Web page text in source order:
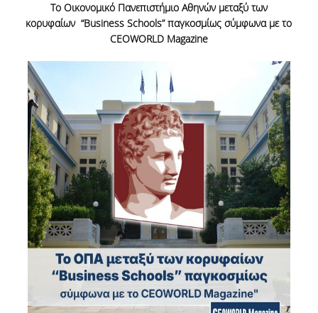
ΜΕΤΑΠΤΥΧΙΑΚΕΣ
ΣΠΟΥΔΕΣ
ΕΡΓΑΣΤΗΡΙΑ
ΨΗΦΙΑΚΕΣ ΥΠΗΡΕΣΙΕΣ
E-ΓΡΑΜΜΑΤΕΙΑ
WEB-OUTLOOK
E-CLASS
EDUPORTAL
MYAUEB APP
Η ΣΧΟΛΗ
Το Οικονομικό Πανεπιστήμιο Αθηνών μεταξύ των
κορυφαίων “Business Schools” παγκοσμίως σύμφωνα με το
CEOWORLD Magazine